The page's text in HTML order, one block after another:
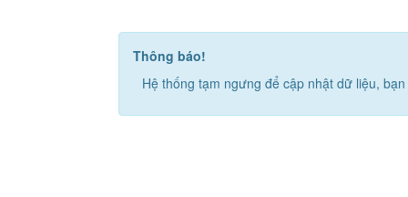
Thông báo!
Hệ thống tạm ngưng để cập nhật dữ liệu,